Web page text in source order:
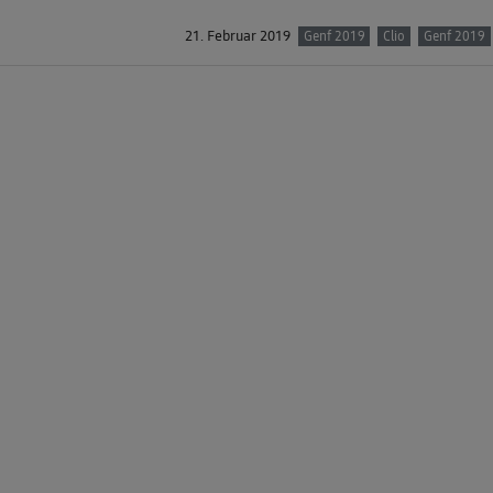
21. Februar 2019 Genf 2019 Clio Genf 2019